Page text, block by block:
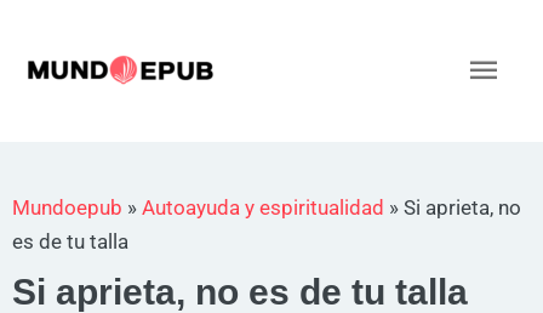
contenido
Mundoepub » Autoayuda y espiritualidad » Si aprieta, no
es de tu talla
Si aprieta, no es de tu talla